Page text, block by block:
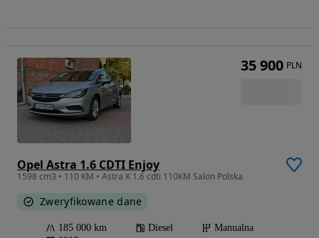
Opel Astra 1.6 CDTI Enjoy
1598 cm3 • 110 KM • Astra K 1.6 cdti 110KM Salon Polska
Zweryfikowane dane
185 000 km Diesel
Manualna
35 900 PLN